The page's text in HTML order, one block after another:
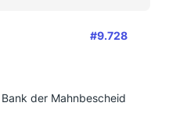
#9.728
der Mahnbescheid